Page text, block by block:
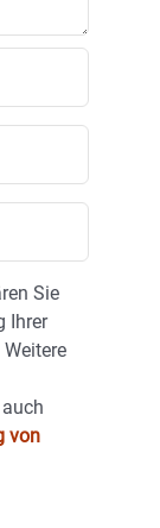
Sie
Ihrer
von